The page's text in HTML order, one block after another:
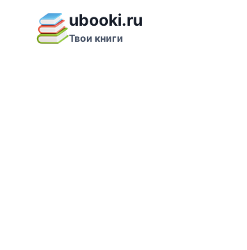
содержимому
ubooki.ru
Твои книги